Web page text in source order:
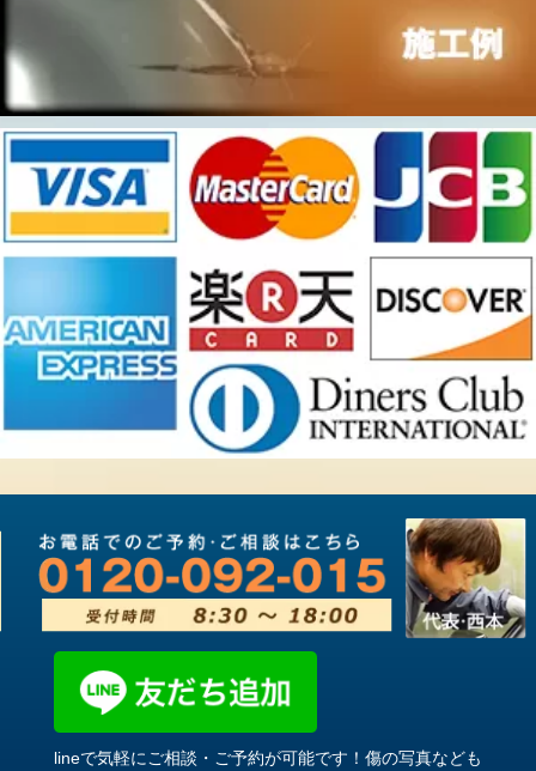
lineで気軽にご相談・ご予約が可能です！傷の写真なども